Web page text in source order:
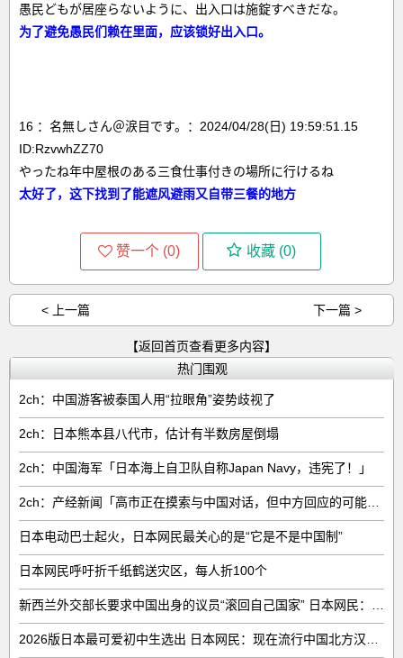
愚民どもが居座らないように、出入口は施錠すべきだな。
为了避免愚民们赖在里面，应该锁好出入口。
16 ：名無しさん＠涙目です。：2024/04/28(日) 19:59:51.15
ID:RzvwhZZ70
やったね年中屋根のある三食仕事付きの場所に行けるね
太好了，这下找到了能遮风避雨又自带三餐的地方
赞一个 (0) 收藏 (0)
< 上一篇 下一篇 >
【返回首页查看更多内容】
热门围观
2ch：中国游客被泰国人用“拉眼角”姿势歧视了
2ch：日本熊本县八代市，估计有半数房屋倒塌
2ch：中国海军「日本海上自卫队自称Japan Navy，违宪了！」
日本电动巴士起火，日本网民最关心的是“它是不是中国制”
日本网民呼吁折千纸鹤送灾区，每人折100个